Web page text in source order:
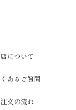
について
あるご質問
注文の流れ